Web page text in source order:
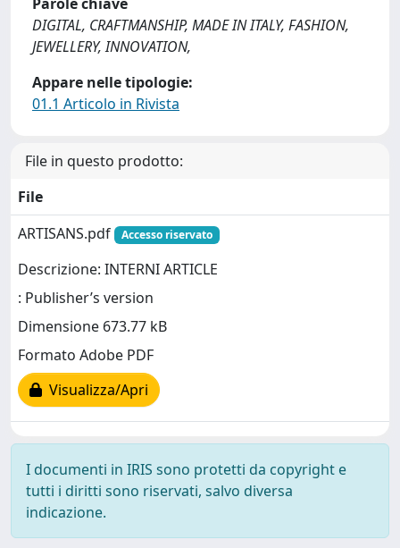
DIGITAL, CRAFTMANSHIP, MADE IN ITALY, FASHION,
JEWELLERY, INNOVATION,
Appare nelle tipologie:
01.1 Articolo in Rivista
File in questo prodotto:
File
ARTISANS.pdf
Accesso riservato
Descrizione: INTERNI ARTICLE
: Publisher’s version
Dimensione 673.77 kB
Formato Adobe PDF
Visualizza/Apri
I documenti in IRIS sono protetti da copyright e
tutti i diritti sono riservati, salvo diversa
indicazione.